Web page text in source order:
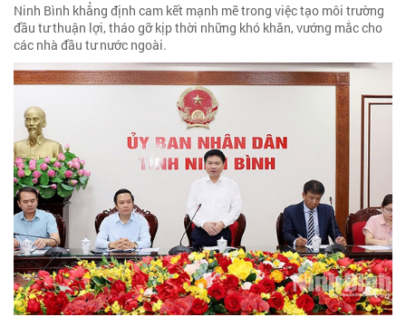
Ninh Bình khẳng định cam kết mạnh mẽ trong việc tạo môi trường
đầu tư thuận lợi, tháo gỡ kịp thời những khó khăn, vướng mắc cho
các nhà đầu tư nước ngoài.